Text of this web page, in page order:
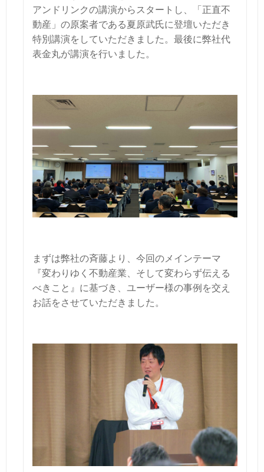
アンドリンクの講演からスタートし、「正直不
動産」の原案者である夏原武氏に登壇いただき
特別講演をしていただきました。最後に弊社代
表金丸が講演を行いました。
まずは弊社の斉藤より、今回のメインテーマ
『変わりゆく不動産業、そして変わらず伝える
べきこと』に基づき、ユーザー様の事例を交え
お話をさせていただきました。